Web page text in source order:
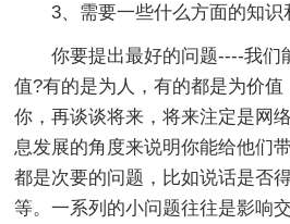
3、需要一些什么方面的知识
你要提出最好的问题----我们
值?有的是为人，有的都是为价
你，再谈谈将来，将来注定是网
息发展的角度来说明你能给他们
都是次要的问题，比如说话是否
等。一系列的小问题往往是影响